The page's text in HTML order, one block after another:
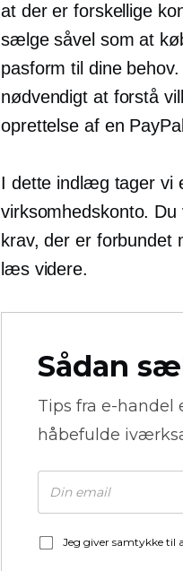
at der er forskellige
sælge såvel som at
pasform til dine
nødvendigt at forstå
oprettelse af en
I dette indlæg tager
virksomhedskonto.
krav, der er forbundet
læs videre.
Sådan
Tips fra e-handel
håbefulde
Jeg giver samtykke til